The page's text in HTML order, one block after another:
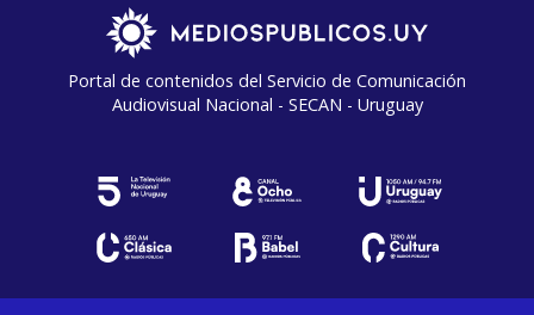
Portal de contenidos del Servicio de Comunicación
Audiovisual Nacional - SECAN - Uruguay